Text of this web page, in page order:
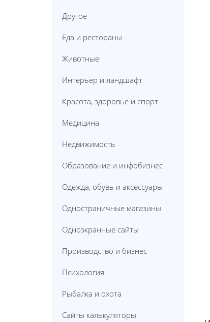
Другое
Еда и рестораны
Животные
Интерьер и ландшафт
Красота, здоровье и спорт
Медицина
Недвижимость
Образование и инфобизнес
Одежда, обувь и аксессуары
Одностраничные магазины
Одноэкранные сайты
Производство и бизнес
Психология
Рыбалка и охота
Сайты калькуляторы